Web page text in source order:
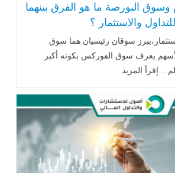
البورصة ما هو الفرق بينهما
والاستثمار ؟
سوقان رئيسيان هما سوق
يعرف سوق الفوركس بكونه أكبر
.. إقرأ المزيد